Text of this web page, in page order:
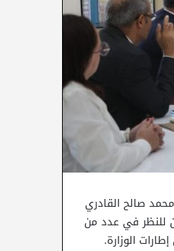
وزيرة الشؤون الثقافية أمس الأربعاء 23 أكتوبر 2024 السيد محمد صالح القادري
للنظر في عدد من
الوزارة.